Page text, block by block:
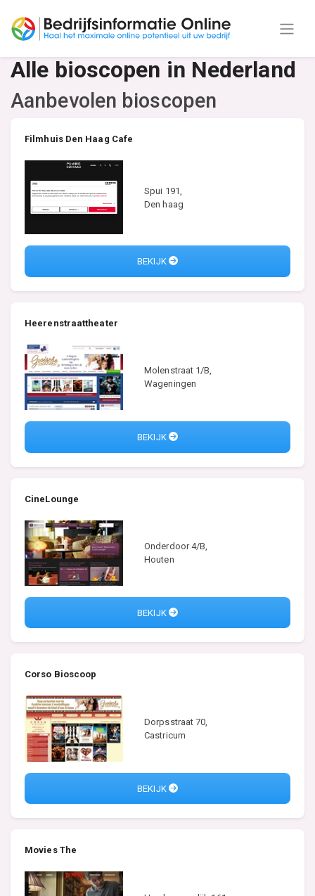
Alle bioscopen in Nederland
Aanbevolen bioscopen
Filmhuis Den Haag Cafe
Spui 191,
Den haag
BEKIJK
Heerenstraattheater
Molenstraat 1/B,
Wageningen
BEKIJK
CineLounge
Onderdoor 4/B,
Houten
BEKIJK
Corso Bioscoop
Dorpsstraat 70,
Castricum
BEKIJK
Movies The